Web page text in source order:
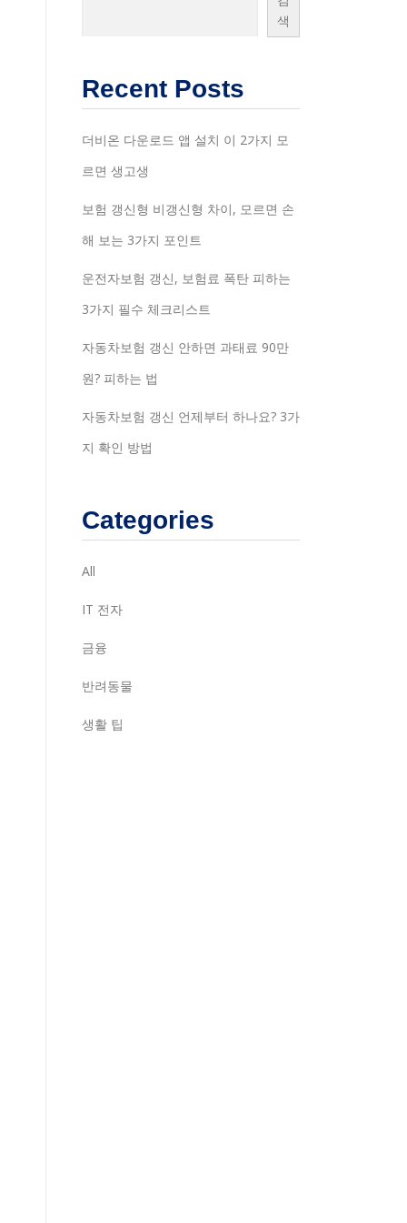
색
Recent Posts
더비온 다운로드 앱 설치 이 2가지 모
르면 생고생
보험 갱신형 비갱신형 차이, 모르면 손
해 보는 3가지 포인트
운전자보험 갱신, 보험료 폭탄 피하는
3가지 필수 체크리스트
자동차보험 갱신 안하면 과태료 90만
원? 피하는 법
자동차보험 갱신 언제부터 하나요? 3가
지 확인 방법
Categories
All
IT 전자
금융
반려동물
생활 팁